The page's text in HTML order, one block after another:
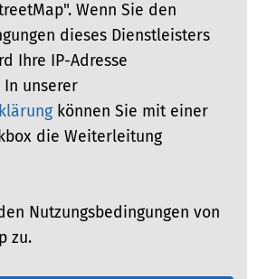
Wenn Sie den
dieses Dienstleisters
Ihre IP-Adresse
unserer
können Sie mit einer
die Weiterleitung
Nutzungsbedingungen von
zu.